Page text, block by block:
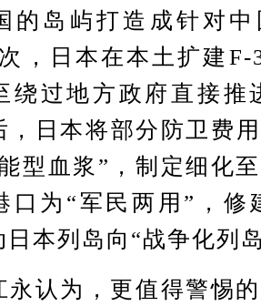
的岛屿打造成针对
，日本在本土扩建
绕过地方政府直接推
，日本将部分防卫费
型血浆”，制定细化
口为“军民两用”，修
本列岛向“战争化列岛
为，更值得警惕的